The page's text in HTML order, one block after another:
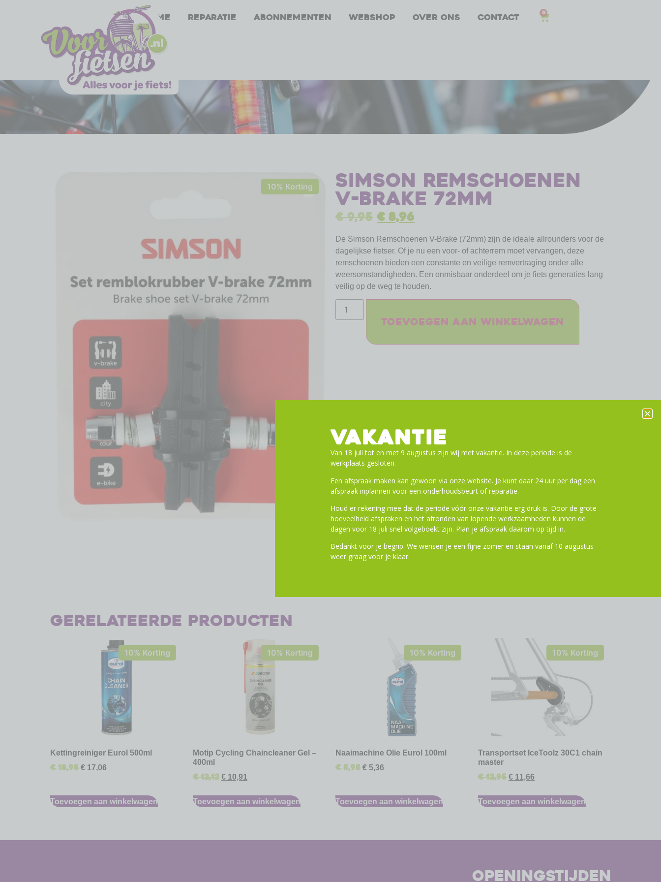
Home Reparatie Abonnementen Webshop Over ons Contact 0
10% Korting Simson Remschoenen
V-brake 72mm
€9,95 €8,96
De Simson Remschoenen V-Brake (72mm) zijn de ideale allrounders voor de
dagelijkse fietser. Of je nu een voor- of achterrem moet vervangen, deze
remschoenen bieden een constante en veilige remvertraging onder alle
weersomstandigheden. Een onmisbaar onderdeel om je fiets generaties lang
veilig op de weg te houden.
Toevoegen aan winkelwagen
Gerelateerde producten
10% Korting
Kettingreiniger Eurol 500ml
€18,95 € 17,06
Toevoegen aan winkelwagen
10% Korting
Motip Cycling Chaincleaner Gel –
400ml
€12,12 € 10,91
Toevoegen aan winkelwagen
10% Korting
Naaimachine Olie Eurol 100ml
€5,95 € 5,36
Toevoegen aan winkelwagen
10% Korting
Transportset IceToolz 30C1 chain
master
€12,95 € 11,66
Toevoegen aan winkelwagen
openingstijden
VAKANTIE
Van 18 juli tot en met 9 augustus zijn wij met vakantie. In deze periode is de
werkplaats gesloten.
Een afspraak maken kan gewoon via onze website. Je kunt daar 24 uur per dag een
afspraak inplannen voor een onderhoudsbeurt of reparatie.
Houd er rekening mee dat de periode vóór onze vakantie erg druk is. Door de grote
hoeveelheid afspraken en het afronden van lopende werkzaamheden kunnen de
dagen voor 18 juli snel volgeboekt zijn. Plan je afspraak daarom op tijd in.
Bedankt voor je begrip. We wensen je een fijne zomer en staan vanaf 10 augustus
weer graag voor je klaar.